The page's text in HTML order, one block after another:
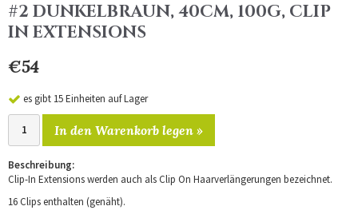
#2 DUNKELBRAUN, 40CM, 100G, CLIP
IN EXTENSIONS
€54
es gibt 15 Einheiten auf Lager
In den Warenkorb legen »
Beschreibung:
Clip-In Extensions werden auch als Clip On Haarverlängerungen bezeichnet.
16 Clips enthalten (genäht).